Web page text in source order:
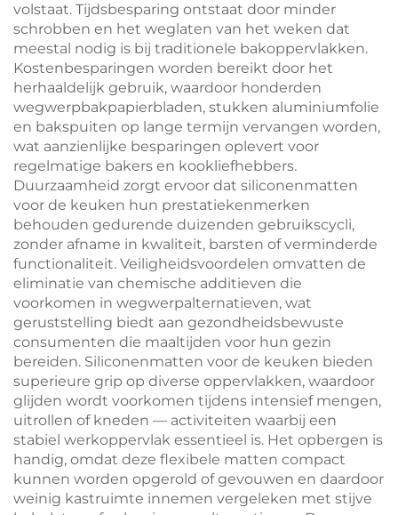
volstaat. Tijdsbesparing ontstaat door minder
schrobben en het weglaten van het weken dat
meestal nodig is bij traditionele bakoppervlakken.
Kostenbesparingen worden bereikt door het
herhaaldelijk gebruik, waardoor honderden
wegwerpbakpapierbladen, stukken aluminiumfolie
en bakspuiten op lange termijn vervangen worden,
wat aanzienlijke besparingen oplevert voor
regelmatige bakers en kookliefhebbers.
Duurzaamheid zorgt ervoor dat siliconenmatten
voor de keuken hun prestatiekenmerken
behouden gedurende duizenden gebruikscycli,
zonder afname in kwaliteit, barsten of verminderde
functionaliteit. Veiligheidsvoordelen omvatten de
eliminatie van chemische additieven die
voorkomen in wegwerpalternatieven, wat
geruststelling biedt aan gezondheidsbewuste
consumenten die maaltijden voor hun gezin
bereiden. Siliconenmatten voor de keuken bieden
superieure grip op diverse oppervlakken, waardoor
glijden wordt voorkomen tijdens intensief mengen,
uitrollen of kneden — activiteiten waarbij een
stabiel werkoppervlak essentieel is. Het opbergen is
handig, omdat deze flexibele matten compact
kunnen worden opgerold of gevouwen en daardoor
weinig kastruimte innemen vergeleken met stijve